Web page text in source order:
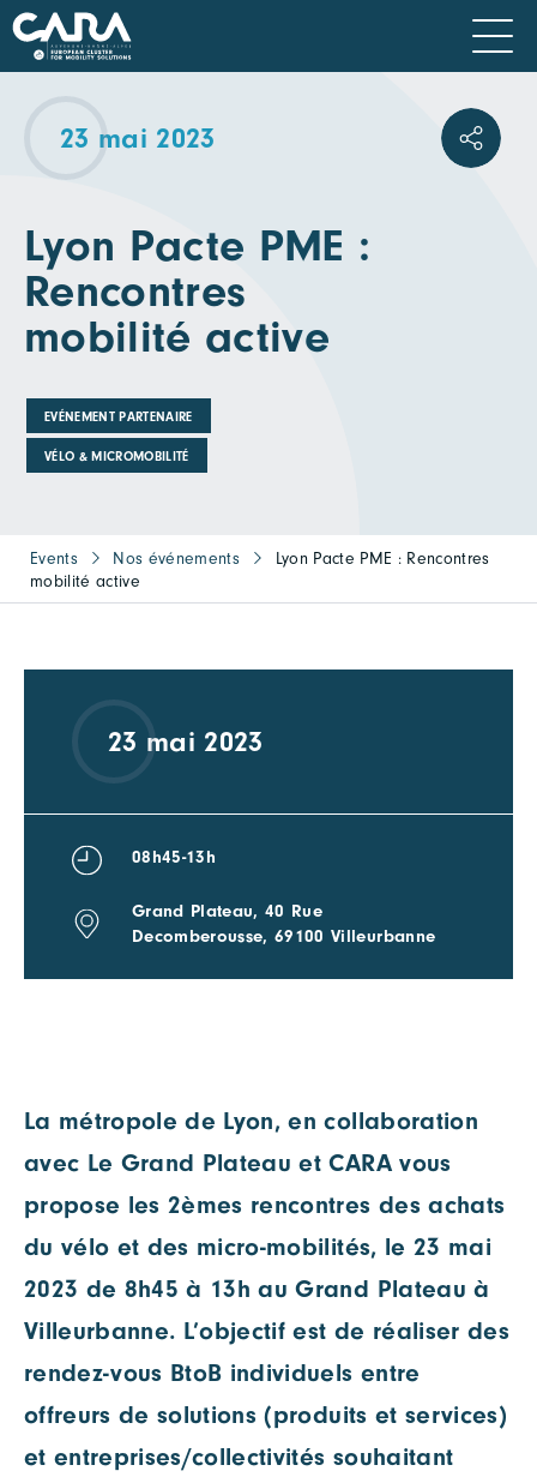
23 mai 2023
Lyon Pacte PME :
Rencontres
mobilité active
EVÉNEMENT PARTENAIRE
VÉLO & MICROMOBILITÉ
Events Nos événements
Lyon Pacte PME : Rencontres
mobilité active
La métropole de Lyon, en collaboration
avec Le Grand Plateau et CARA vous
propose les 2èmes rencontres des achats
du vélo et des micro-mobilités, le 23 mai
2023 de 8h45 à 13h au Grand Plateau à
Villeurbanne. L’objectif est de réaliser des
rendez-vous BtoB individuels entre
offreurs de solutions (produits et services)
et entreprises/collectivités souhaitant
23 mai 2023
08h45-13h
Grand Plateau, 40 Rue
Decomberousse, 69100 Villeurbanne